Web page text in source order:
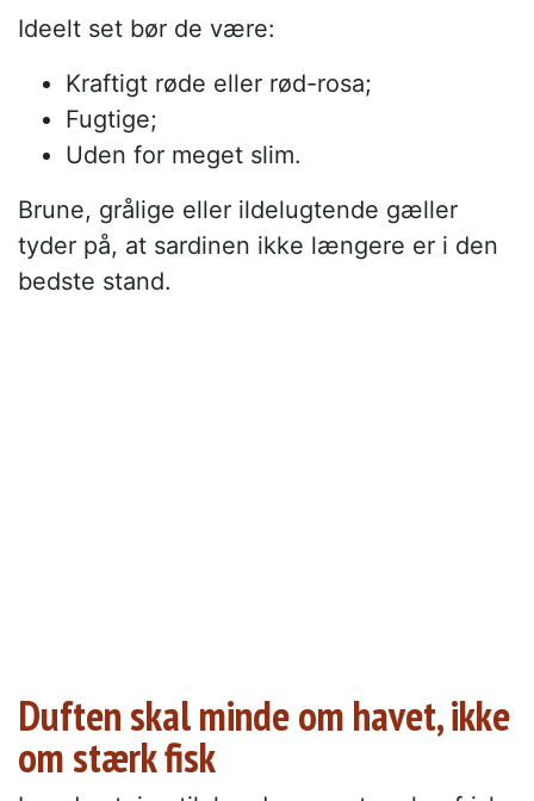
Ideelt set bør de være:
Kraftigt røde eller rød-rosa;
Fugtige;
Uden for meget slim.
Brune, grålige eller ildelugtende gæller
tyder på, at sardinen ikke længere er i den
bedste stand.
Duften skal minde om havet, ikke
om stærk fisk